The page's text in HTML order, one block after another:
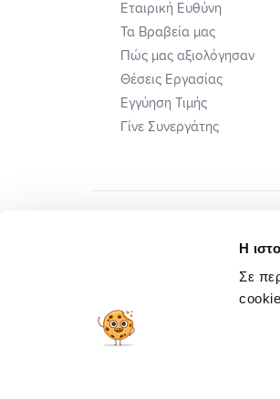
Η
Σε
Εταιρική Ευθύνη
Τα Βραβεία μας
Πώς μας αξιολόγησαν
Θέσεις Εργασίας
Εγγύηση Τιμής
Γίνε Συνεργάτης